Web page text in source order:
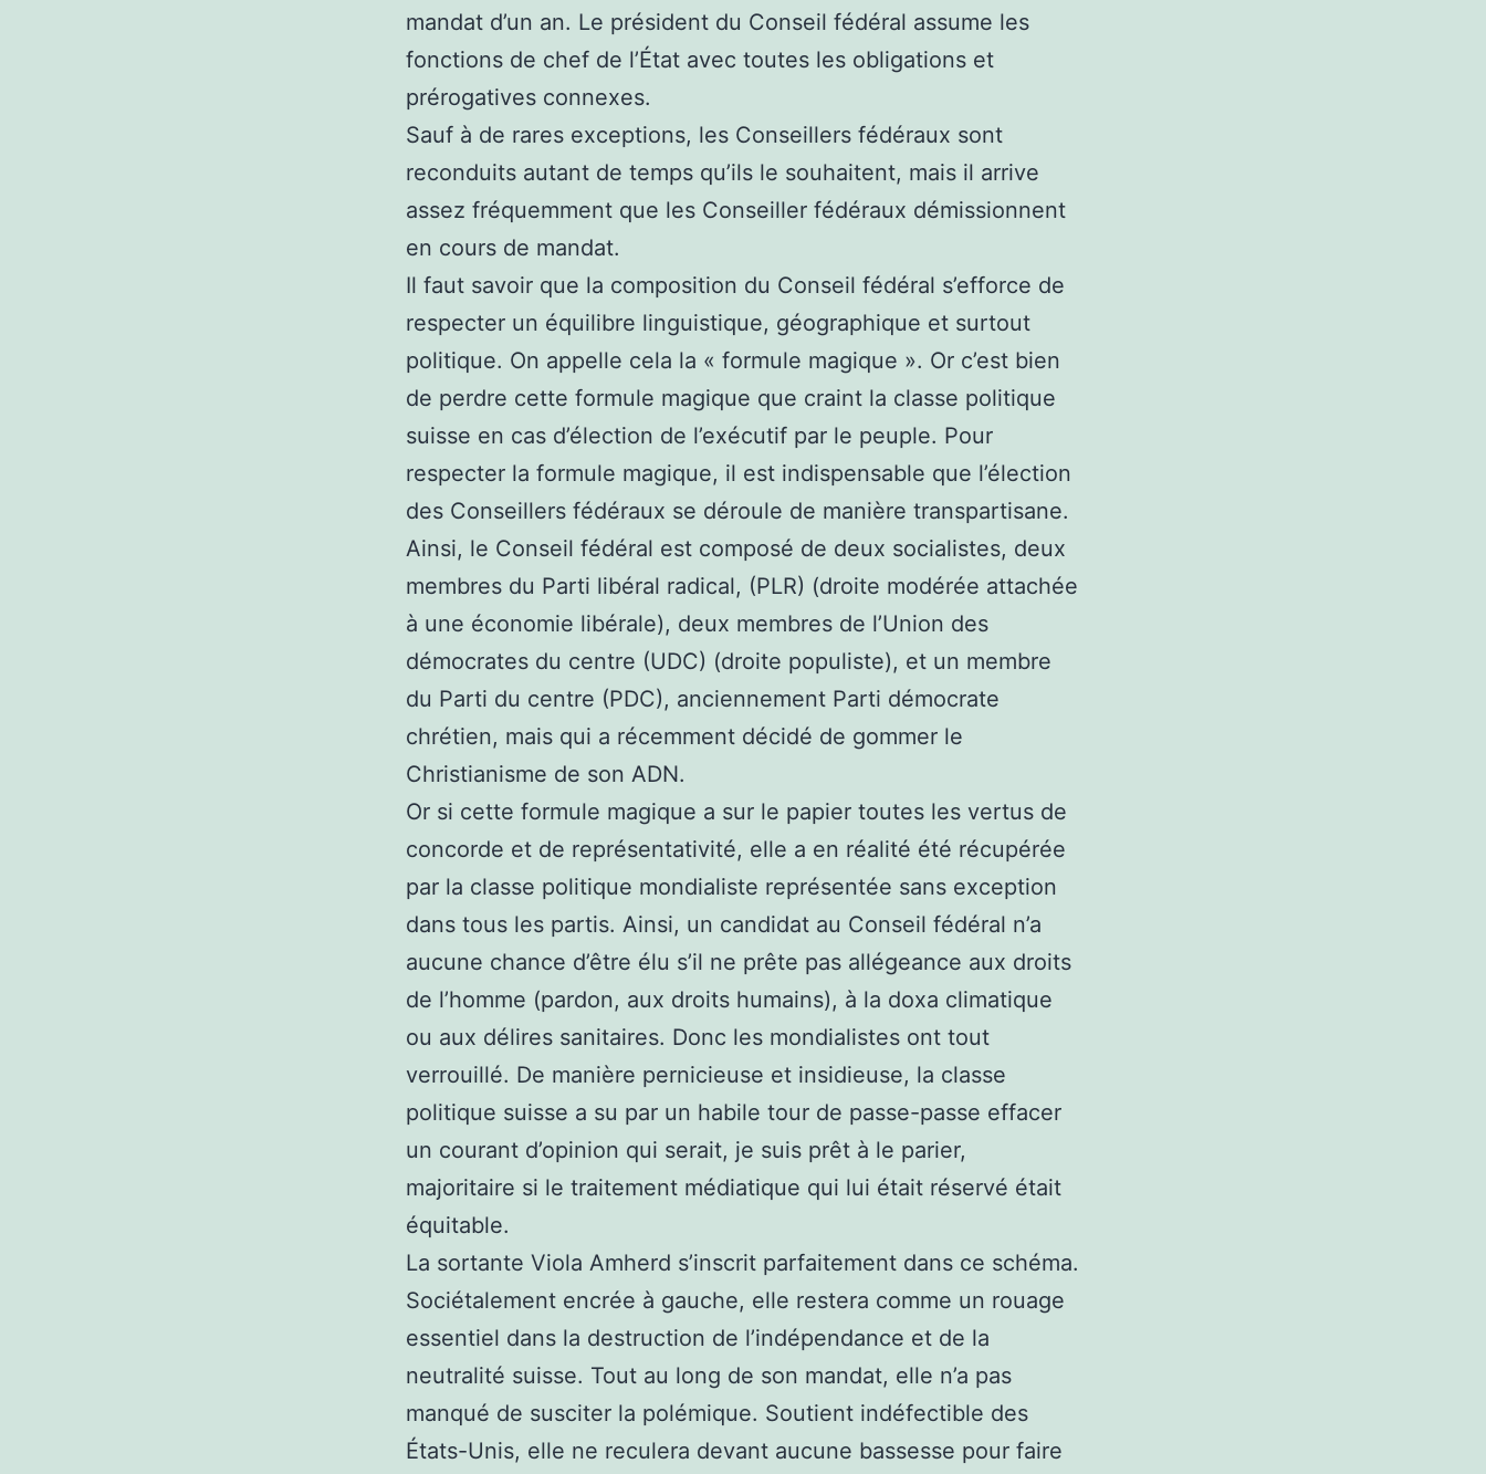
mandat d’un an. Le président du Conseil fédéral assume les
fonctions de chef de l’État avec toutes les obligations et
prérogatives connexes.
Sauf à de rares exceptions, les Conseillers fédéraux sont
reconduits autant de temps qu’ils le souhaitent, mais il arrive
assez fréquemment que les Conseiller fédéraux démissionnent
en cours de mandat.
Il faut savoir que la composition du Conseil fédéral s’efforce de
respecter un équilibre linguistique, géographique et surtout
politique. On appelle cela la « formule magique ». Or c’est bien
de perdre cette formule magique que craint la classe politique
suisse en cas d’élection de l’exécutif par le peuple. Pour
respecter la formule magique, il est indispensable que l’élection
des Conseillers fédéraux se déroule de manière transpartisane.
Ainsi, le Conseil fédéral est composé de deux socialistes, deux
membres du Parti libéral radical, (PLR) (droite modérée attachée
à une économie libérale), deux membres de l’Union des
démocrates du centre (UDC) (droite populiste), et un membre
du Parti du centre (PDC), anciennement Parti démocrate
chrétien, mais qui a récemment décidé de gommer le
Christianisme de son ADN.
Or si cette formule magique a sur le papier toutes les vertus de
concorde et de représentativité, elle a en réalité été récupérée
par la classe politique mondialiste représentée sans exception
dans tous les partis. Ainsi, un candidat au Conseil fédéral n’a
aucune chance d’être élu s’il ne prête pas allégeance aux droits
de l’homme (pardon, aux droits humains), à la doxa climatique
ou aux délires sanitaires. Donc les mondialistes ont tout
verrouillé. De manière pernicieuse et insidieuse, la classe
politique suisse a su par un habile tour de passe-passe effacer
un courant d’opinion qui serait, je suis prêt à le parier,
majoritaire si le traitement médiatique qui lui était réservé était
équitable.
La sortante Viola Amherd s’inscrit parfaitement dans ce schéma.
Sociétalement encrée à gauche, elle restera comme un rouage
essentiel dans la destruction de l’indépendance et de la
neutralité suisse. Tout au long de son mandat, elle n’a pas
manqué de susciter la polémique. Soutient indéfectible des
États-Unis, elle ne reculera devant aucune bassesse pour faire